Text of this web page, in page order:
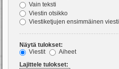
Vain teksti
Viestin otsikko
Viestiketjujen ensimmäinen viesti
Näytä tulokset:
Viestit
Aiheet
Lajittele tulokset: